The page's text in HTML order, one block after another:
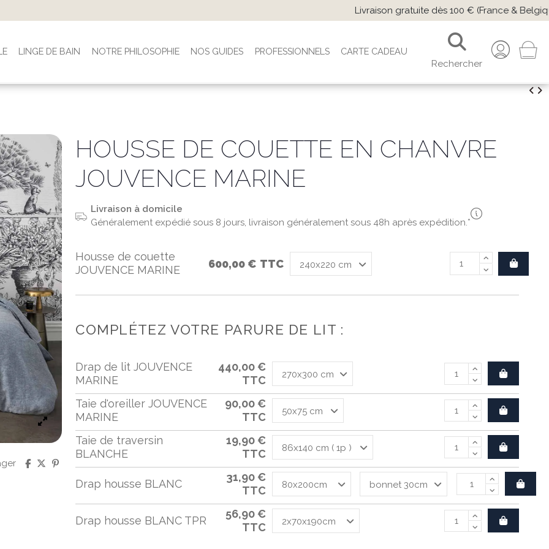
€ (France & Belgique). -3% dès 300 € et -5% dès 500 € en paiement CB/virement.
LINGE DE BAIN NOTRE PHILOSOPHIE NOS GUIDES PROFESSIONNELS CARTE CADEAU
Rechercher
HOUSSE DE COUETTE EN CHANVRE
JOUVENCE MARINE
Livraison à domicile
Généralement expédié sous 8 jours, livraison généralement sous 48h après expédition.*
Housse de couette
JOUVENCE MARINE
600,00 € TTC
COMPLÉTEZ VOTRE PARURE DE LIT :
Drap de lit JOUVENCE
MARINE
440,00 €
TTC
Taie d'oreiller JOUVENCE
MARINE
90,00 €
TTC
Taie de traversin
BLANCHE
19,90 €
TTC
Drap housse BLANC
31,90 €
TTC
Drap housse BLANC TPR
56,90 €
TTC